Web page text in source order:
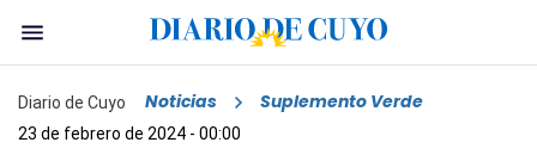
Diario de Cuyo Noticias Suplemento Verde
23 de febrero de 2024 - 00:00